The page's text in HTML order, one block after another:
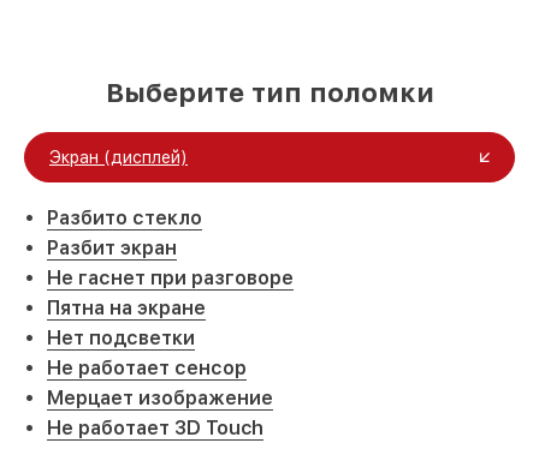
Выберите тип поломки
Экран (дисплей)
Разбито стекло
Разбит экран
Не гаснет при разговоре
Пятна на экране
Нет подсветки
Не работает сенсор
Мерцает изображение
Не работает 3D Touch